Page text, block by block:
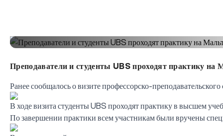
Преподаватели и студенты UBS проходят практику на
Ранеесообщалосьо визите профессорско-
В ходе визита студенты UBS проходят практику в высшем
По завершении практики всем участникам были вручены